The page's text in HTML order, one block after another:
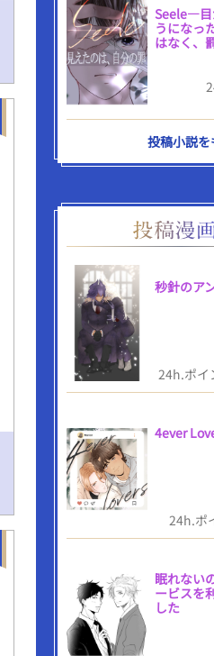
Seele―目
うになっ
はなく、
投稿小説
秒針のア
24h.ポイ
4ever
24h.ポ
眠れない
ービスを
した